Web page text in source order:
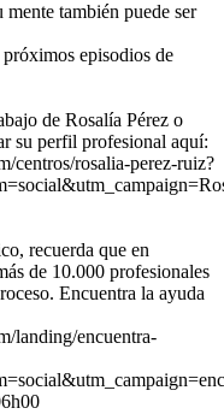
también puede ser
episodios de
de Rosalía Pérez o
su perfil profesional aquí:
centros/rosalia-perez-ruiz?
recuerda que en
de 10.000 profesionales
Encuentra la ayuda
landing/encuentra-